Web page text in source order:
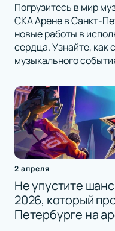
Погрузитесь в мир
СКА Арене в Санкт-
новые работы в
сердца. Узнайте, как
музыкального
2 апреля
Не упустите
2026, который
Петербурге на